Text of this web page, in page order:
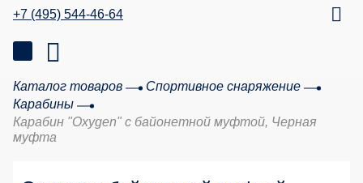
+7 (495) 544-46-64
Каталог товаров
Спортивное снаряжение
Карабины
Карабин "Oxygen" с байонетной муфтой, Черная
муфта